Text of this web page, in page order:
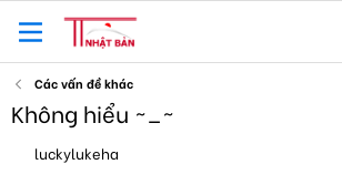
Các vấn đề khác
Không hiểu ~_~
hluckylukeha